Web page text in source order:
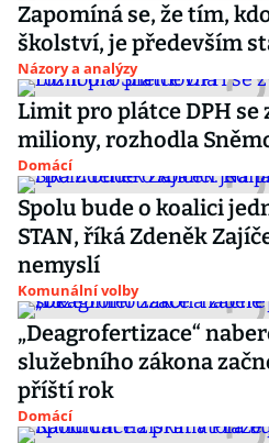
Zapomíná se, že tím,
školství, je především
Názory a analýzy
Limit pro plátce DPH se
miliony, rozhodla
Domácí
Spolu bude o koalici
STAN, říká Zdeněk
nemyslí
Komunální volby
„Deagrofertizace“
služebního zákona
příští rok
Domácí